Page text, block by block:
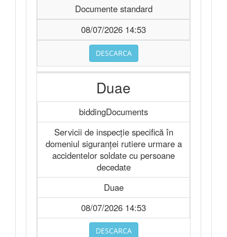
Documente standard
08/07/2026 14:53
DESCARCA
Duae
biddingDocuments
Servicii de inspecție specifică în
domeniul siguranței rutiere urmare a
accidentelor soldate cu persoane
decedate
Duae
08/07/2026 14:53
DESCARCA